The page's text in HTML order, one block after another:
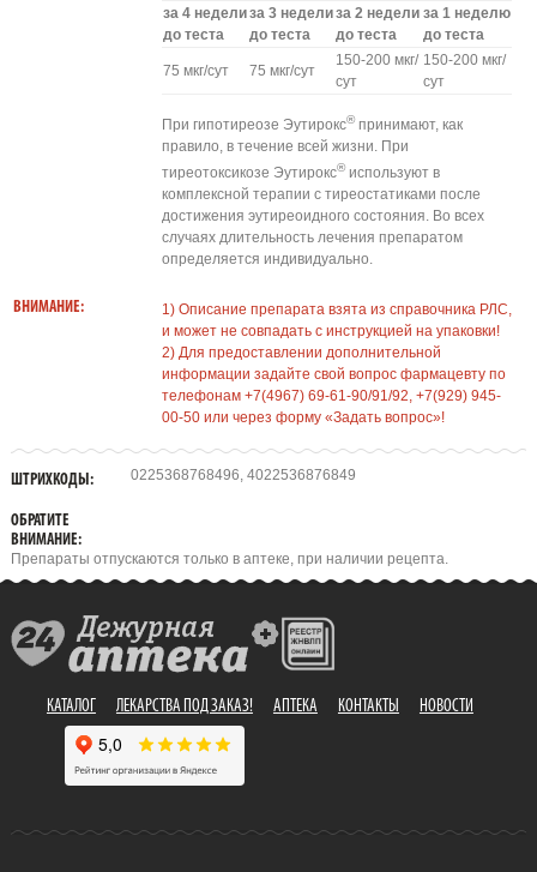
за 4 недели
до теста
за 3 недели
до теста
за 2 недели
до теста
за 1 неделю
до теста
75 мкг/сут 75 мкг/сут
150-200 мкг/
сут
150-200 мкг/
сут
При гипотиреозе Эутирокс®принимают, как
правило, в течение всей жизни. При
тиреотоксикозе Эутирокс®используют в
комплексной терапии с тиреостатиками после
достижения эутиреоидного состояния. Во всех
случаях длительность лечения препаратом
определяется индивидуально.
ВНИМАНИЕ:
1) Описание препарата взята из справочника РЛС,
и может не совпадать с инструкцией на упаковки!
2) Для предоставлении дополнительной
информации задайте свой вопрос фармацевту по
телефонам +7(4967) 69-61-90/91/92, +7(929) 945-
00-50 или через форму «Задать вопрос»!
ШТРИХКОДЫ: 0225368768496, 4022536876849
ОБРАТИТЕ
ВНИМАНИЕ:
Препараты отпускаются только в аптеке, при наличии рецепта.
КАТАЛОГ ЛЕКАРСТВА ПОД ЗАКАЗ! АПТЕКА КОНТАКТЫ НОВОСТИ